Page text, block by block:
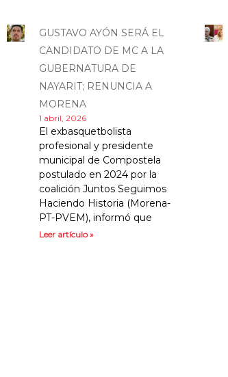
GUSTAVO AYÓN SERÁ EL
CANDIDATO DE MC A LA
GUBERNATURA DE
NAYARIT; RENUNCIA A
MORENA
1 abril, 2026
El exbasquetbolista
profesional y presidente
municipal de Compostela
postulado en 2024 por la
coalición Juntos Seguimos
Haciendo Historia (Morena-
PT-PVEM), informó que
Leer artículo »